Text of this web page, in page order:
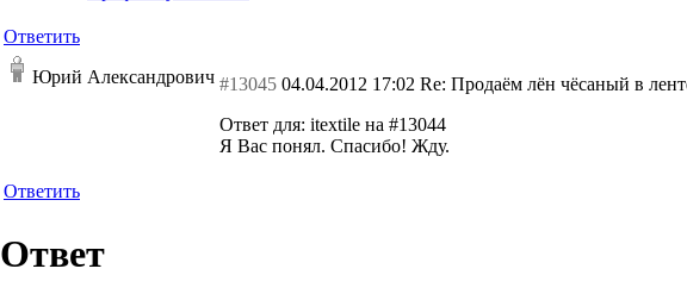
Ответить
Юрий Александрович #13045 04.04.2012 17:02 Re: Продаём лён чёсаный в
Ответ для: itextile на #13044
Я Вас понял. Спасибо! Жду.
Ответить
Ответ